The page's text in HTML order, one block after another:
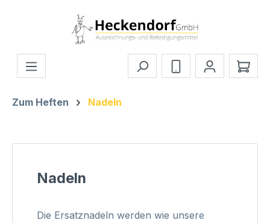
Zum Hauptinhalt springen
Zum Heften Nadeln
Nadeln
Die Ersatznadeln werden wie unsere